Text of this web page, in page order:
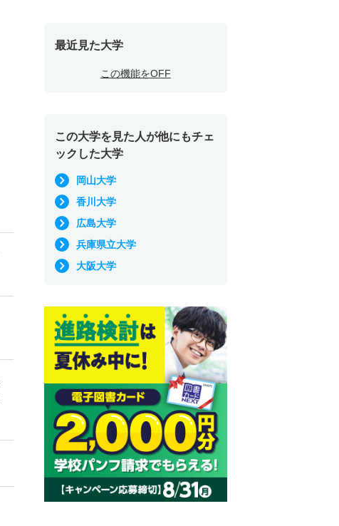
最近見た大学
この機能をOFF
この大学を見た人が他にもチェ
ックした大学
岡山大学
香川大学
広島大学
兵庫県立大学
大阪大学